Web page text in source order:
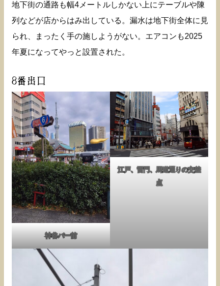
地下街の通路も幅4メートルしかない上にテーブルや陳
列などが店からはみ出している。漏水は地下街全体に見
られ、まったく手の施しようがない。エアコンも2025
年夏になってやっと設置された。
8番出口
神谷バー前
江戸、雷門、馬道通りの交差
点